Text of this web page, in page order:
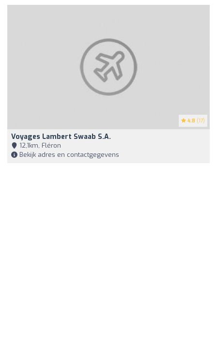
4.8 (17)
Voyages Lambert Swaab S.a.
12,1km, Fléron
Bekijk adres en contactgegevens